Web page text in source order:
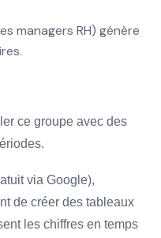
managers RH) génère
ce groupe avec des
via Google),
de créer des tableaux
les chiffres en temps